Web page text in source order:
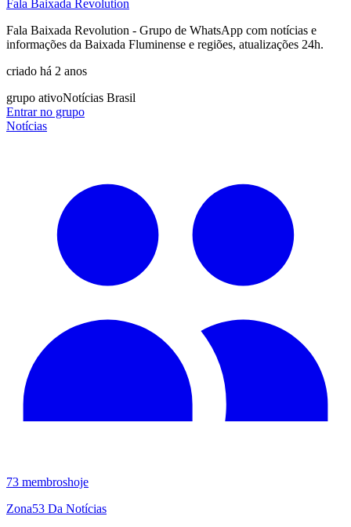
Fala Baixada Revolution
Fala Baixada Revolution - Grupo de WhatsApp com notícias e
informações da Baixada Fluminense e regiões, atualizações 24h.
criado há 2 anos
grupo ativoNotícias Brasil
Entrar no grupo
Notícias
73 membroshoje
Zona53 Da Notícias